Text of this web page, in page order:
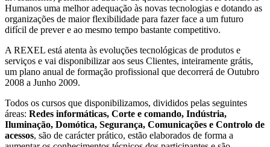
Humanos uma melhor adequação às novas tecnologias e dotando as
organizações de maior flexibilidade para fazer face a um futuro
difícil de prever e ao mesmo tempo bastante competitivo.
A REXEL está atenta às evoluções tecnológicas de produtos e
serviços e vai disponibilizar aos seus Clientes, inteiramente grátis,
um plano anual de formação profissional que decorrerá de Outubro
2008 a Junho 2009.
Todos os cursos que disponibilizamos, divididos pelas seguintes
áreas: Redes informáticas, Corte e comando, Indústria,
Iluminação, Domótica, Segurança, Comunicações e Controlo de
acessos, são de carácter prático, estão elaborados de forma a